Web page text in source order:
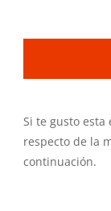
Si te gusto
respecto de la
continuación.